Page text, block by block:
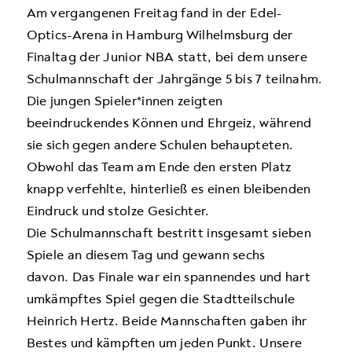
Am vergangenen Freitag fand in der Edel-
Optics-Arena in Hamburg Wilhelmsburg der
Finaltag der Junior NBA statt, bei dem unsere
Schulmannschaft der Jahrgänge 5 bis 7 teilnahm.
Die jungen Spieler*innen zeigten
beeindruckendes Können und Ehrgeiz, während
sie sich gegen andere Schulen behaupteten.
Obwohl das Team am Ende den ersten Platz
knapp verfehlte, hinterließ es einen bleibenden
Eindruck und stolze Gesichter.
Die Schulmannschaft bestritt insgesamt sieben
Spiele an diesem Tag und gewann sechs
davon. Das Finale war ein spannendes und hart
umkämpftes Spiel gegen die Stadtteilschule
Heinrich Hertz. Beide Mannschaften gaben ihr
Bestes und kämpften um jeden Punkt. Unsere